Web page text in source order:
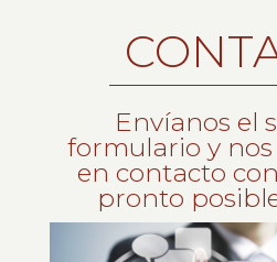
Envíanos el
formulario y
en contacto
pronto